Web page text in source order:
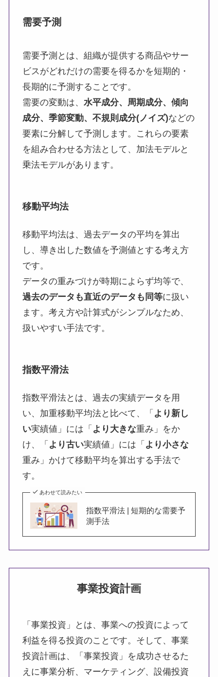
需要予測
需要予測とは、組織が提供する商品やサー
ビスがどれだけの需要を得るかを短期的・
長期的に予測することです。
需要の変動は、 水平成分、周期成分、傾向
成分、季節変動、不規則成分(ノイズ)などの
要素に分解して予測します。これらの要素
を組み合わせる方法として、加法モデルと
乗法モデルがあります。
移動平均法
移動平均法は、過去データの平均を算出
し、導き出した数値を予測値とする考え方
です。
データの重みづけが時期によらず均等で、
過去のデータも直近のデータも同等に扱い
ます。考え方や計算式がシンプルなため、
扱いやすい手法です。
指数平滑法
指数平滑法とは、過去の実績データを用
い、加重移動平均法と比べて、「 より新し
い実績値」には「 より大きな重み」をか
け、「 より古い実績値」には「 より小さな
重み」かけて移動平均を算出する手法で
す。
あわせて読みたい
指数平滑法 | 短期的な需要予
測手法
事業投資計画
「事業投資」とは、事業への投資によって
利益を得る投資のことです。そして、事業
投資計画は、「事業投資」を成功させるた
えに事業分析、マーケティング、設備投資